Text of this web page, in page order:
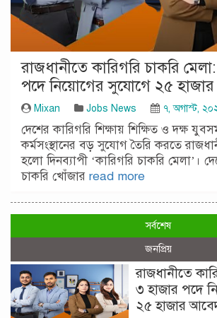
রাজধানীতে কারিগরি চাকরি
পদে নিয়োগের সুযোগে ২৫
Mixan Jobs News ৭, অগাস্ট,
দেশের কারিগরি শিক্ষায় শিক্ষিত ও দক্ষ
কর্মসংস্থানের বড় সুযোগ তৈরি করতে
হলো দিনব্যাপী ‘কারিগরি চাকরি মেলা’।
চাকরি খোঁজার read more
সর্বশেষ
জনপ্রিয়
রাজধানীতে
৩ হাজার পদে
২৫ হাজার